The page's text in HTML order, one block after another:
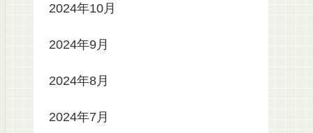
2024年10月
2024年9月
2024年8月
2024年7月